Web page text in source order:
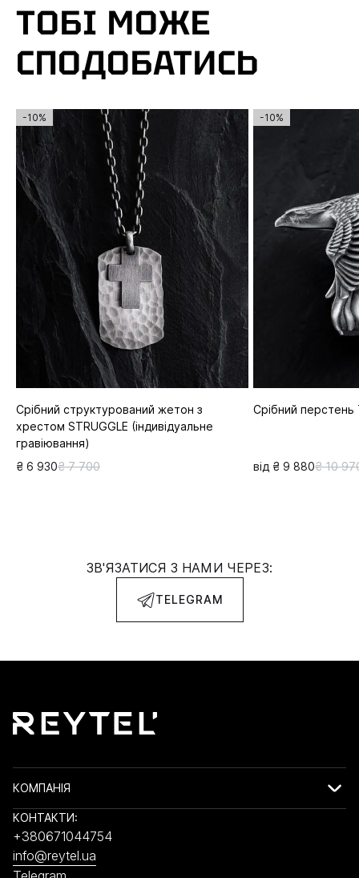
ТОБІ МОЖЕ
СПОДОБАТИСЬ
-10%
Срібний структурований жетон з
хрестом STRUGGLE (індивідуальне
гравіювання)
₴ 6 930₴ 7 700
-10%
Срібний перстень
від ₴ 9 880₴ 10
ЗВ'ЯЗАТИСЯ З НАМИ ЧЕРЕЗ:
TELEGRAM
КОМПАНІЯ
КОНТАКТИ:
+380671044754
info@reytel.ua